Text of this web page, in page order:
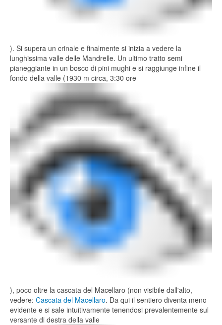
). Si supera un crinale e finalmente si inizia a vedere la
lunghissima valle delle Mandrelle. Un ultimo tratto semi
pianeggiante in un bosco di pini mughi e si raggiunge infine il
fondo della valle (1930 m circa, 3:30 ore
), poco oltre la cascata del Macellaro (non visibile dall'alto,
vedere: Cascata del Macellaro. Da qui il sentiero diventa meno
evidente e si sale intuitivamente tenendosi prevalentemente sul
versante di destra della valle